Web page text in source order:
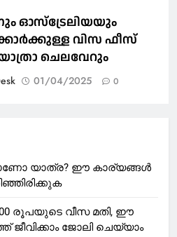
ഓസ്‌ട്രേലിയയും
വിസ ഫീസ്
യാത്രാ ചെലവേറും
01/04/2025 0
യാത്ര? ഈ കാര്യങ്ങള്‍
രൂപയുടെ വീസ മതി, ഈ
ജോലി ചെയ്യാം